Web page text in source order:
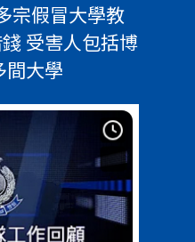
宗假冒大學教
受害人包括博
間大學